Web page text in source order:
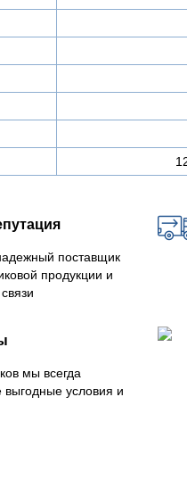
поставщик
продукции и
мы всегда
условия и